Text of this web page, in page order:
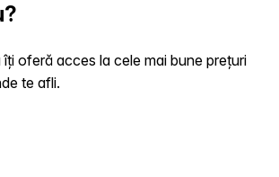
oferă acces la cele mai bune prețuri
te afli.